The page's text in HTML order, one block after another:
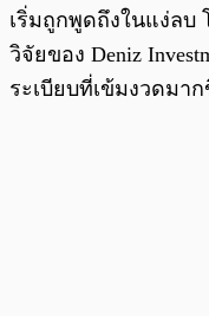
เริ่มถูกพูดถึงในแง่ลบ
วิจัยของ Deniz
ระเบียบที่เข้มงวดมา